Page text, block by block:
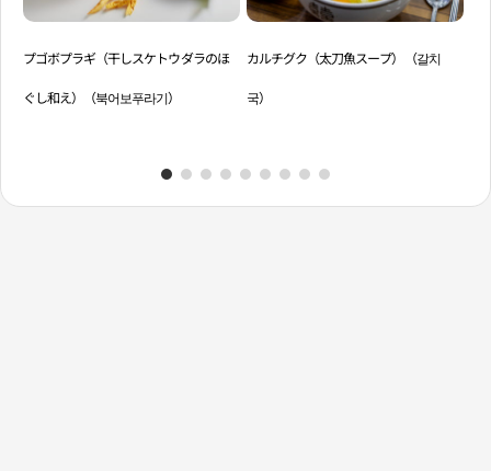
プゴボプラギ（干しスケトウダラのほ
ぐし和え）（북어보푸라기）
カルチグク（太刀魚スープ）（갈치
국）